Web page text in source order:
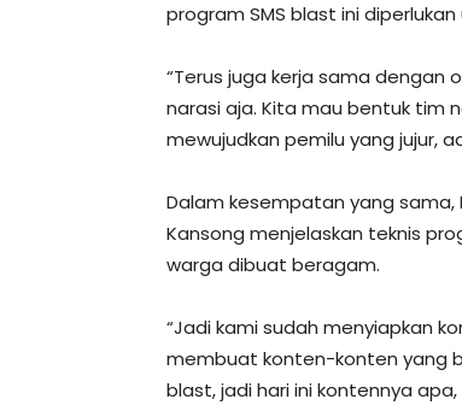
program SMS blast ini
“Terus juga kerja sama dengan
narasi aja. Kita mau bentuk tim
mewujudkan pemilu yang jujur,
Dalam kesempatan yang sama,
Kansong menjelaskan teknis
warga dibuat beragam.
“Jadi kami sudah menyiapkan
membuat konten-konten yang
blast, jadi hari ini kontennya